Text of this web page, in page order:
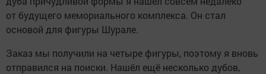
от будущего мемориального комплекса. Он стал
основой для фигуры Шурале.
Заказ мы получили на четыре фигуры, поэтому я вновь
отправился на поиски. Нашёл ещё несколько дубов,